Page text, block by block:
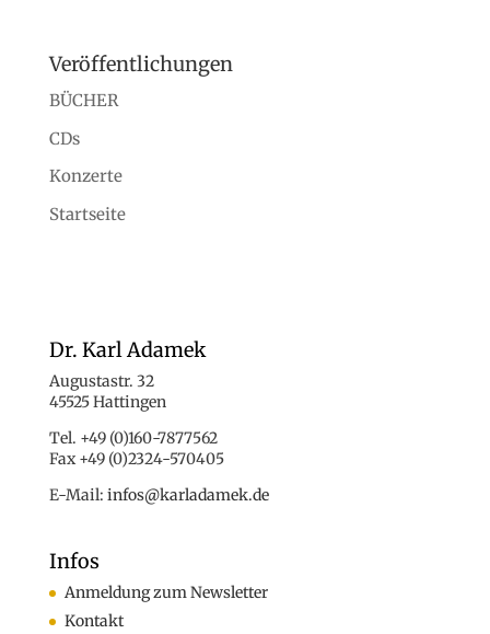
Dr. Karl Adamek
Augustastr. 32
45525 Hattingen
Tel. +49 (0)160-7877562
E-Mail:
Infos